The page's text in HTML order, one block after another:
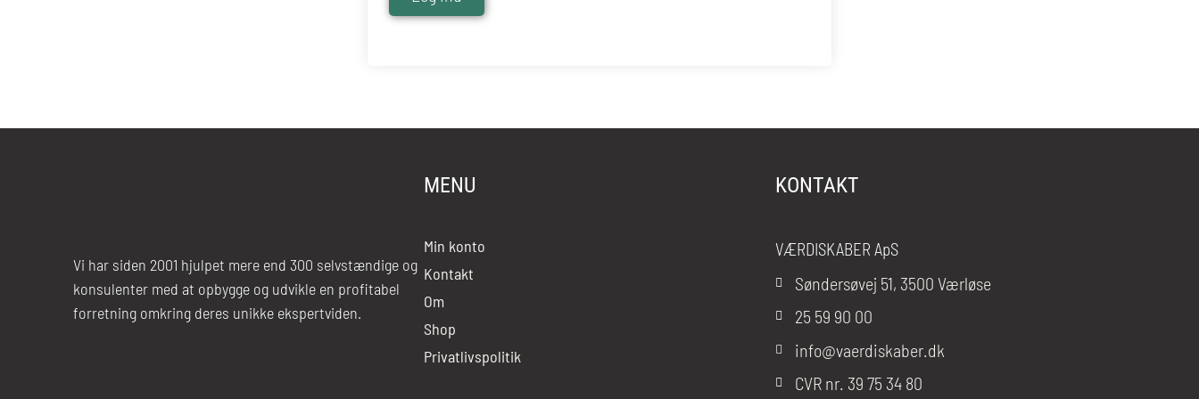
Vi har siden 2001 hjulpet mere end 300 selvstændige og
konsulenter med at opbygge og udvikle en profitabel
forretning omkring deres unikke ekspertviden.
MENU
Min konto
Kontakt
Om
Shop
Privatlivspolitik
KONTAKT
VÆRDISKABER ApS
Søndersøvej 51, 3500 Værløse
25 59 90 00
info@vaerdiskaber.dk
CVR nr. 39 75 34 80